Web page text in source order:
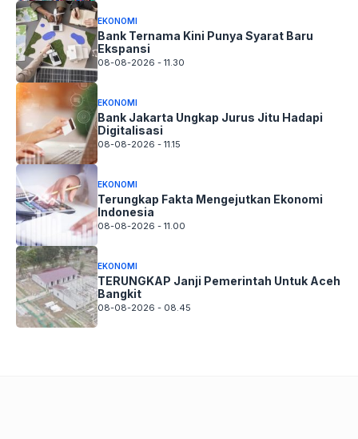
EKONOMI
Bank Ternama Kini Punya Syarat Baru
Ekspansi
08-08-2026 - 11.30
EKONOMI
Bank Jakarta Ungkap Jurus Jitu Hadapi
Digitalisasi
08-08-2026 - 11.15
EKONOMI
Terungkap Fakta Mengejutkan Ekonomi
Indonesia
08-08-2026 - 11.00
EKONOMI
TERUNGKAP Janji Pemerintah Untuk Aceh
Bangkit
08-08-2026 - 08.45